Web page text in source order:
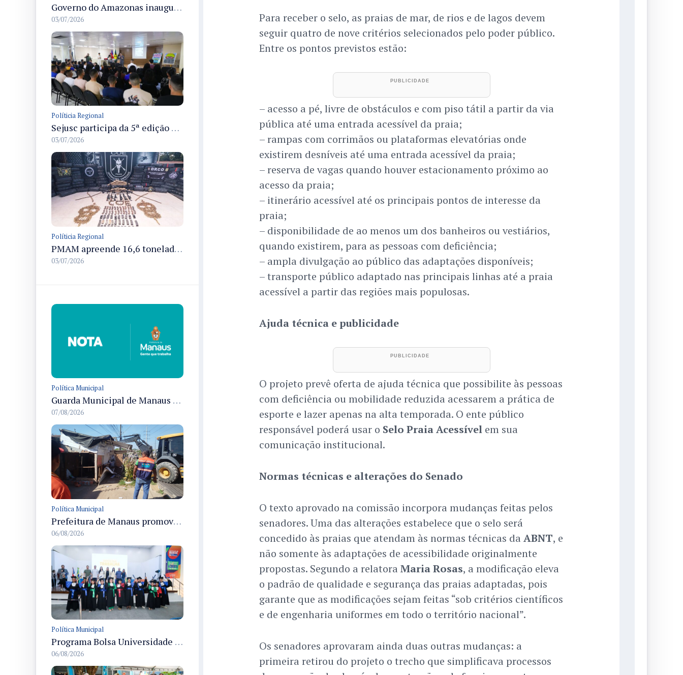
Governo do Amazonas inaugura primeiro Castramóvel Fluvial para atendimento veterinário às comunidades ribeirinhas e castração gratuita
03/07/2026
Políticia Regional
Sejusc participa da 5ª edição do Caminhos Literários com foco na cultura hip-hop nas unidades socioeducativas
03/07/2026
Políticia Regional
PMAM apreende 16,6 toneladas de entorpecentes e registra aumento nas prisões em flagrante e nas capturas de foragidos no primeiro semestre de 2026
03/07/2026
Política Municipal
Guarda Municipal de Manaus prende dois por tráfico e resgata ave silvestre em ações nas zonas Leste e Norte
07/08/2026
Política Municipal
Prefeitura de Manaus promove demolição administrativa de cinco estruturas que ocupavam calçada pública
06/08/2026
Política Municipal
Programa Bolsa Universidade entrega certificados a formandos em Manaus na sede do Executivo municipal
06/08/2026
Para receber o selo, as praias de mar, de rios e de lagos devem
seguir quatro de nove critérios selecionados pelo poder público.
Entre os pontos previstos estão:
– acesso a pé, livre de obstáculos e com piso tátil a partir da via
pública até uma entrada acessível da praia;
– rampas com corrimãos ou plataformas elevatórias onde
existirem desníveis até uma entrada acessível da praia;
– reserva de vagas quando houver estacionamento próximo ao
acesso da praia;
– itinerário acessível até os principais pontos de interesse da
praia;
– disponibilidade de ao menos um dos banheiros ou vestiários,
quando existirem, para as pessoas com deficiência;
– ampla divulgação ao público das adaptações disponíveis;
– transporte público adaptado nas principais linhas até a praia
acessível a partir das regiões mais populosas.
Ajuda técnica e publicidade
O projeto prevê oferta de ajuda técnica que possibilite às pessoas
com deficiência ou mobilidade reduzida acessarem a prática de
esporte e lazer apenas na alta temporada. O ente público
responsável poderá usar o Selo Praia Acessívelem sua
comunicação institucional.
Normas técnicas e alterações do Senado
O texto aprovado na comissão incorpora mudanças feitas pelos
senadores. Uma das alterações estabelece que o selo será
concedido às praias que atendam às normas técnicas da ABNT, e
não somente às adaptações de acessibilidade originalmente
propostas. Segundo a relatora Maria Rosas, a modificação eleva
o padrão de qualidade e segurança das praias adaptadas, pois
garante que as modificações sejam feitas “sob critérios científicos
e de engenharia uniformes em todo o território nacional”.
Os senadores aprovaram ainda duas outras mudanças: a
primeira retirou do projeto o trecho que simplificava processos